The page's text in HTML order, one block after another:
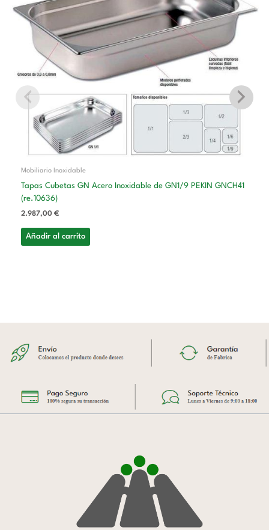
Mobiliario Inoxidable
Tapas Cubetas GN Acero Inoxidable de GN1/9 PEKIN GNCH41
(re.10636)
2.987,00 €
Añadir al carrito